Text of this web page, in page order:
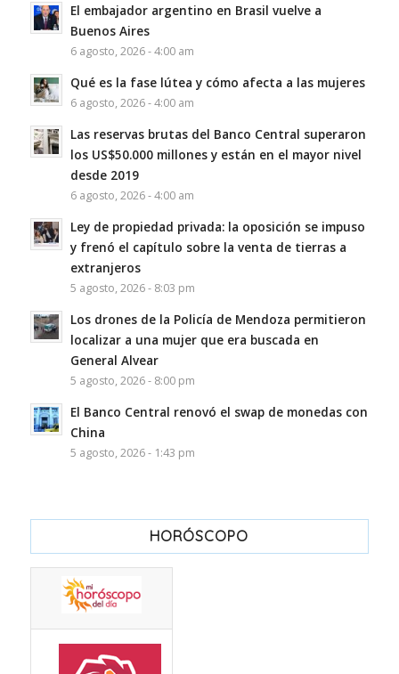
El embajador argentino en Brasil vuelve a
Buenos Aires
6 agosto, 2026 - 4:00 am
Qué es la fase lútea y cómo afecta a las mujeres
6 agosto, 2026 - 4:00 am
Las reservas brutas del Banco Central superaron
los US$50.000 millones y están en el mayor nivel
desde 2019
6 agosto, 2026 - 4:00 am
Ley de propiedad privada: la oposición se impuso
y frenó el capítulo sobre la venta de tierras a
extranjeros
5 agosto, 2026 - 8:03 pm
Los drones de la Policía de Mendoza permitieron
localizar a una mujer que era buscada en
General Alvear
5 agosto, 2026 - 8:00 pm
El Banco Central renovó el swap de monedas con
China
5 agosto, 2026 - 1:43 pm
HORÓSCOPO